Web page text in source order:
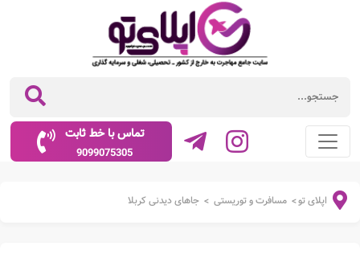
تماس با خط ثابت
9099075305
اپلای تو> مسافرت و توریستی > جاهای دیدنی کربلا